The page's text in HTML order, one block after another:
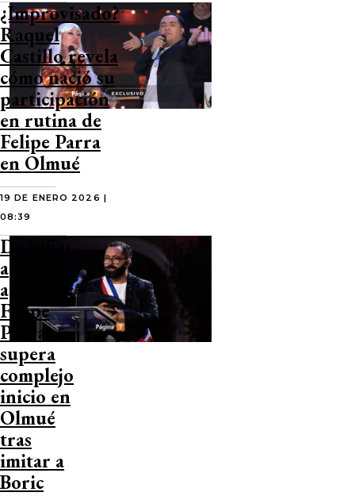
¿Improvisado?
Raquel
Castillo revela
cómo nació su
participación
en rutina de
Felipe Parra
en Olmué
19 DE ENERO 2026 |
08:39
De pifias
a
aplausos:
Felipe
Parra
supera
complejo
inicio en
Olmué
tras
imitar a
Boric